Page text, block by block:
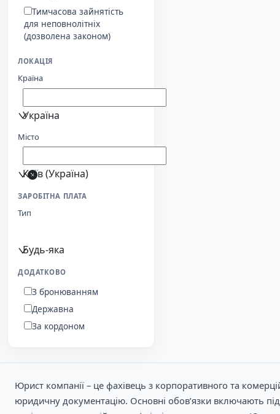
Тимчасова зайнятість
для неповнолітніх
(дозволена законом)
ЛОКАЦІЯ
Країна
Україна
Місто
Київ (Україна)
ЗАРОБІТНА ПЛАТА
Тип
Будь-яка
ДОДАТКОВО
З бронюванням
Державна
За кордоном
Юрист компанії – це фахівець з корпоративного та
юридичну документацію. Основні обов’язки включають